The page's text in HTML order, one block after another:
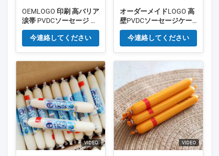
OEMLOGO 印刷 高バリア
涙帯 PVDCソーセージ キ
ャッシング
今連絡してください
オーダーメイドLOGO 高
壁PVDCソーセージケー
ス 簡単に裂けるストライ
今連絡してください
VIDEO VIDEO